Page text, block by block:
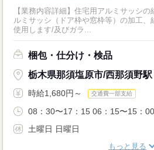
【業務内容詳細】住宅用アルミサッシ
ルミサッシ（ドア枠や窓枠等）の加工
使用します/及びガラ...
梱包・仕分け・検品
栃木県那須塩原市/西那須野駅
時給1,680円～ 交通費一部支給
08：30〜17：15 06：15〜15：
土曜日 日曜日
もっと見る